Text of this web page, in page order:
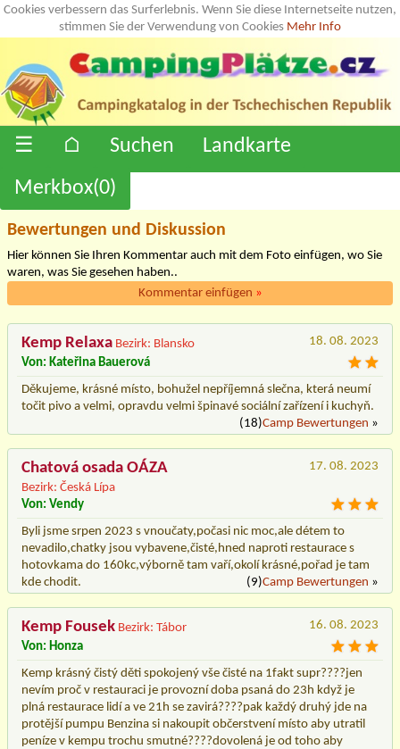
Cookies verbessern das Surferlebnis. Wenn Sie diese Internetseite nutzen,
stimmen Sie der Verwendung von Cookies Mehr Info
☰ ⌂ Suchen
Landkarte
Merkbox(0)
Bewertungen und Diskussion
Hier können Sie Ihren Kommentar auch mit dem Foto einfügen, wo Sie
waren, was Sie gesehen haben..
Kommentar einfügen »
Kemp Relaxa Bezirk: Blansko
18. 08. 2023
Von: Kateřina Bauerová
Děkujeme, krásné místo, bohužel nepříjemná slečna, která neumí
točit pivo a velmi, opravdu velmi špinavé sociální zařízení i kuchyň.
(18)Camp Bewertungen »
Chatová osada OÁZA
Bezirk: Česká Lípa
17. 08. 2023
Von: Vendy
Byli jsme srpen 2023 s vnoučaty,počasi nic moc,ale détem to
nevadilo,chatky jsou vybavene,čisté,hned naproti restaurace s
hotovkama do 160kc,výborně tam vaří,okolí krásné,pořad je tam
kde chodit.
(9)Camp Bewertungen »
Kemp Fousek Bezirk: Tábor
16. 08. 2023
Von: Honza
Kemp krásný čistý děti spokojený vše čisté na 1fakt supr????jen
nevím proč v restauraci je provozní doba psaná do 23h když je
plná restaurace lidí a ve 21h se zavirá????pak každý druhý jde na
protější pumpu Benzina si nakoupit občerstvení místo aby utratil
peníze v kempu trochu smutné????dovolená je od toho aby